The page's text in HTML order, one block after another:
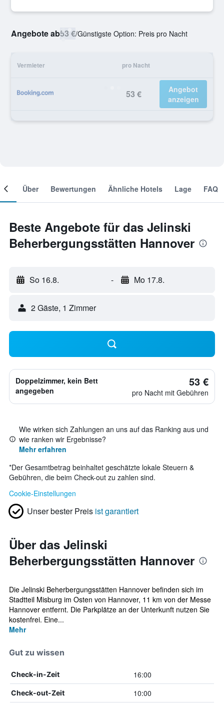
Angebote ab53 €/Günstigste Option: Preis pro Nacht
Vermieter pro Nacht
53 €
Angebot
anzeigen
Über Bewertungen Ähnliche Hotels Lage FAQ
Beste Angebote für das Jelinski
Beherbergungsstätten Hannover
So 16.8. - Mo 17.8.
2 Gäste, 1 Zimmer
Doppelzimmer, kein Bett
angegeben
53 €
pro Nacht mit Gebühren
Wie wirken sich Zahlungen an uns auf das Ranking aus und
wie ranken wir Ergebnisse?
Mehr erfahren
*Der Gesamtbetrag beinhaltet geschätzte lokale Steuern &
Gebühren, die beim Check-out zu zahlen sind.
Cookie-Einstellungen
Unser bester Preis ist garantiert
Über das Jelinski
Beherbergungsstätten Hannover
Die Jelinski Beherbergungsstätten Hannover befinden sich im
Stadtteil Misburg im Osten von Hannover, 11 km von der Messe
Hannover entfernt. Die Parkplätze an der Unterkunft nutzen Sie
kostenfrei. Eine...
Mehr
Gut zu wissen
Check-in-Zeit 16:00
Check-out-Zeit 10:00